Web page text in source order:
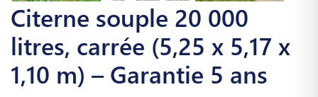
Citerne souple 20 000
litres, carrée (5,25 x 5,17 x
1,10 m) – Garantie 5 ans